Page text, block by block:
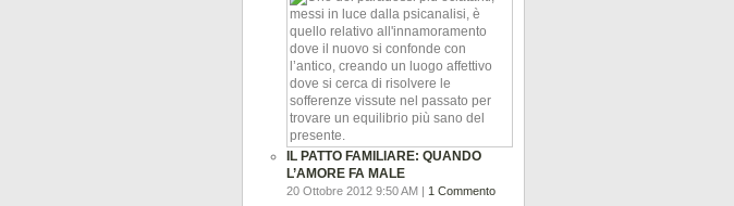
IL PATTO FAMILIARE: QUANDO
L’AMORE FA MALE
20 Ottobre 2012 9:50 AM | 1 Commento